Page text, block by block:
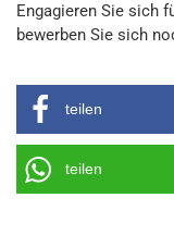
Engagieren Sie sich
bewerben Sie sich
teilen
teilen